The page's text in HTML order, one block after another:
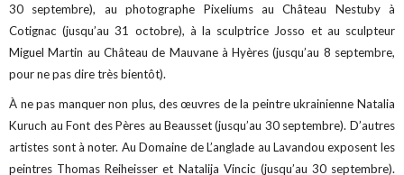
30 septembre), au photographe Pixeliums au Château Nestuby à
Cotignac (jusqu’au 31 octobre), à la sculptrice Josso et au sculpteur
Miguel Martin au Château de Mauvane à Hyères (jusqu’au 8 septembre,
pour ne pas dire très bientôt).
À ne pas manquer non plus, des œuvres de la peintre ukrainienne Natalia
Kuruch au Font des Pères au Beausset (jusqu’au 30 septembre). D’autres
artistes sont à noter. Au Domaine de L’anglade au Lavandou exposent les
peintres Thomas Reiheisser et Natalija Vincic (jusqu’au 30 septembre).